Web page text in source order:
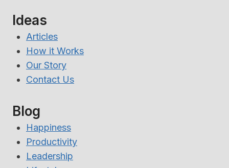
Ideas
Articles
How it Works
Our Story
Contact Us
Blog
Happiness
Productivity
Leadership